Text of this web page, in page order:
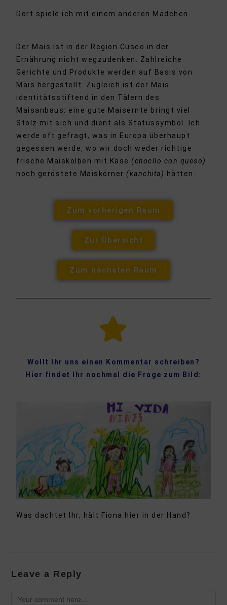
Dort spiele ich mit einem anderen Mädchen.
Der Mais ist in der Region Cusco in der
Ernährung nicht wegzudenken. Zahlreiche
Gerichte und Produkte werden auf Basis von
Mais hergestellt. Zugleich ist der Mais
identitätsstiftend in den Tälern des
Maisanbaus: eine gute Maisernte bringt viel
Stolz mit sich und dient als Statussymbol. Ich
werde oft gefragt, was in Europa überhaupt
gegessen werde, wo wir doch weder richtige
frische Maiskolben mit Käse (chocllo con queso)
noch geröstete Maiskörner (kanchita) hätten.
Zum vorherigen Raum
Zur Übersicht
Zum nächsten Raum
Wollt Ihr uns einen Kommentar schreiben?
Hier findet Ihr nochmal die Frage zum Bild :
Was dachtet Ihr, hält Fiona hier in der Hand?
Leave a Reply